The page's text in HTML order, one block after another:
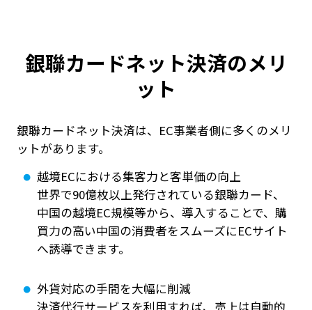
銀聯カードネット決済のメリ
ット
銀聯カードネット決済は、EC事業者側に多くのメリ
ットがあります。
越境ECにおける集客力と客単価の向上
世界で90億枚以上発行されている銀聯カード、
中国の越境EC規模等から、導入することで、購
買力の高い中国の消費者をスムーズにECサイト
へ誘導できます。
外貨対応の手間を大幅に削減
決済代行サービスを利用すれば、売上は自動的